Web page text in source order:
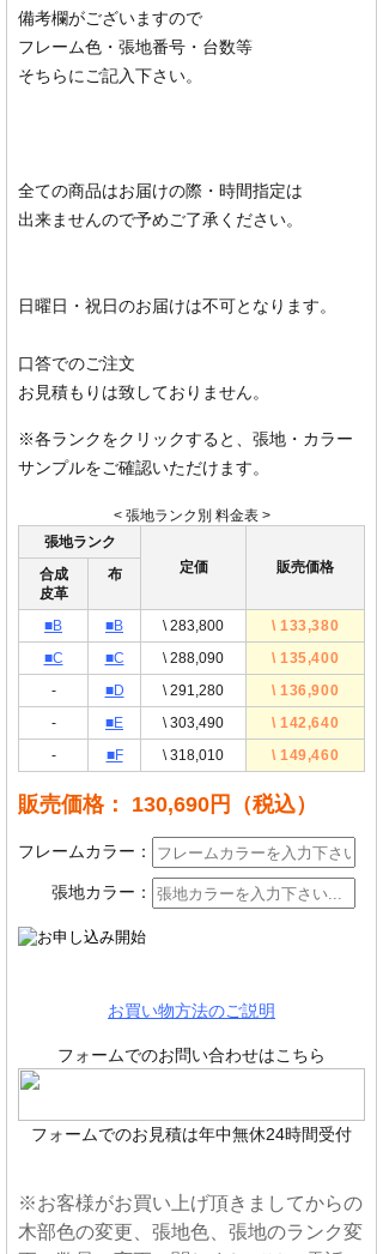
備考欄がございますので
フレーム色・張地番号・台数等
そちらにご記入下さい。
全ての商品はお届けの際・時間指定は
出来ませんので予めご了承ください。
日曜日・祝日のお届けは不可となります。
口答でのご注文
お見積もりは致しておりません。
※各ランクをクリックすると、張地・カラー
サンプルをご確認いただけます。
< 張地ランク別 料金表 >
張地ランク
定価
販売価格
合成
皮革
布
■B ■B \ 283,800
\ 133,380
■C
■C \ 288,090
\ 135,400
-
■D \ 291,280
\ 136,900
-
■E \ 303,490
\ 142,640
-
■F \ 318,010 \ 149,460
販売価格： 130,690円 （税込）
フレームカラー：
張地カラー：
お買い物方法のご説明
フォームでのお問い合わせはこちら
フォームでのお見積は年中無休24時間受付
※お客様がお買い上げ頂きましてからの
木部色の変更、張地色、張地のランク変